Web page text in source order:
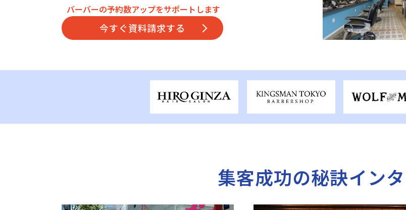
バーバーの予約数アップをサポートします
今すぐ資料請求する
集客成功の秘訣イン